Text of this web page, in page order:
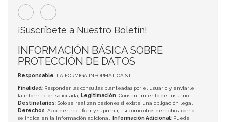
¡Suscríbete a Nuestro Boletín!
INFORMACIÓN BÁSICA SOBRE
PROTECCIÓN DE DATOS
Responsable: LA FORMIGA INFORMATICA S.L.
Finalidad: Responder las consultas planteadas por el usuario y enviarle
la información solicitada; Legitimación: Consentimiento del usuario;
Destinatarios: Solo se realizan cesiones si existe una obligación legal;
Derechos: Acceder, rectificar y suprimir, así como otros derechos, como
se indica en la información adicional;
Información Adicional: Puede